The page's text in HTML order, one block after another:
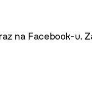
na Facebook-u.